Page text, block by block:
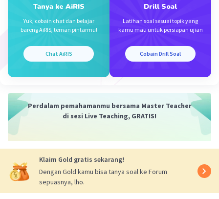
Beri Rating·0.0
Tanya ke AiRIS
Yuk, cobain chat dan belajar
bareng AiRIS, teman pintarmu!
Chat AiRIS
Drill Soal
Latihan soal sesuai topik yang
kamu mau untuk persiapan ujian
Cobain Drill Soal
Perdalam pemahamanmu bersama Master Teacher
di sesi Live Teaching, GRATIS!
Klaim Gold gratis sekarang!
Dengan Gold kamu bisa tanya soal ke Forum
sepuasnya, lho.